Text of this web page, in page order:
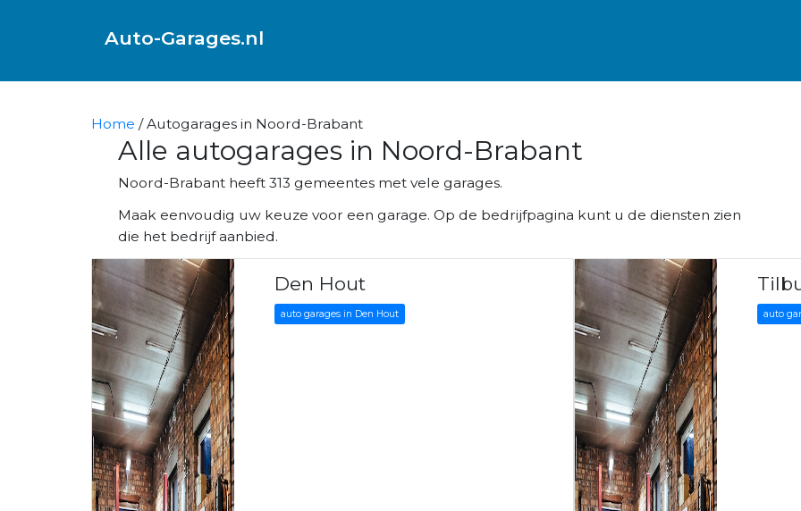
Auto-Garages.nl
Home / Autogarages in Noord-Brabant
Alle autogarages in Noord-Brabant
Noord-Brabant heeft 313 gemeentes met vele garages.
Maak eenvoudig uw keuze voor een garage. Op de bedrijfpagina kunt u de diensten zien
die het bedrijf aanbied.
Den Hout
auto garages in Den Hout auto